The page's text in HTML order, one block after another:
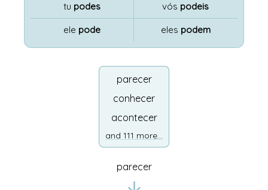
tu podes
ele pode
vós podeis
eles podem
parecer
conhecer
acontecer
and 111 more...
parecer